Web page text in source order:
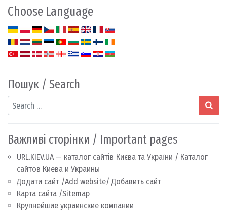
Choose Language
Пошук / Search
Search
Важливі сторінки / Important pages
URL.KIEV.UA — каталог сайтів Києва та України / Каталог
сайтов Киева и Украины
Додати сайт /Add website/ Добавить сайт
Карта сайта /Sitemap
Крупнейшие украинские компании